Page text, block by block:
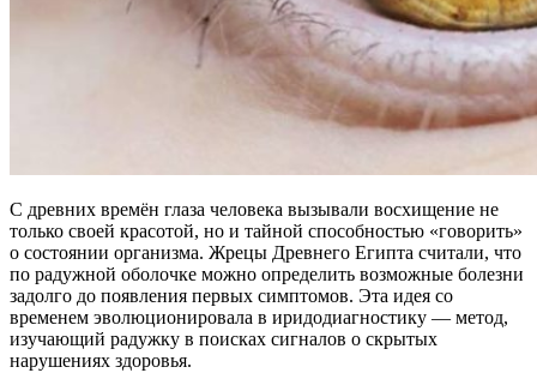
С древних времён глаза человека вызывали восхищение не
только своей красотой, но и тайной способностью «говорить»
о состоянии организма. Жрецы Древнего Египта считали, что
по радужной оболочке можно определить возможные болезни
задолго до появления первых симптомов. Эта идея со
временем эволюционировала в иридодиагностику — метод,
изучающий радужку в поисках сигналов о скрытых
нарушениях здоровья.